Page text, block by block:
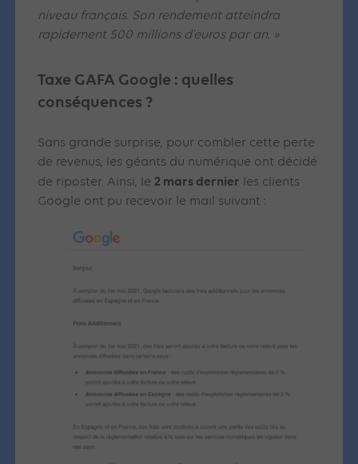
niveau français. Son rendement atteindra
rapidement 500 millions d’euros par an. »
Taxe GAFA Google : quelles
conséquences ?
Sans grande surprise, pour combler cette perte
de revenus, les géants du numérique ont décidé
de riposter. Ainsi, le2 mars dernier les clients
Google ont pu recevoir le mail suivant :